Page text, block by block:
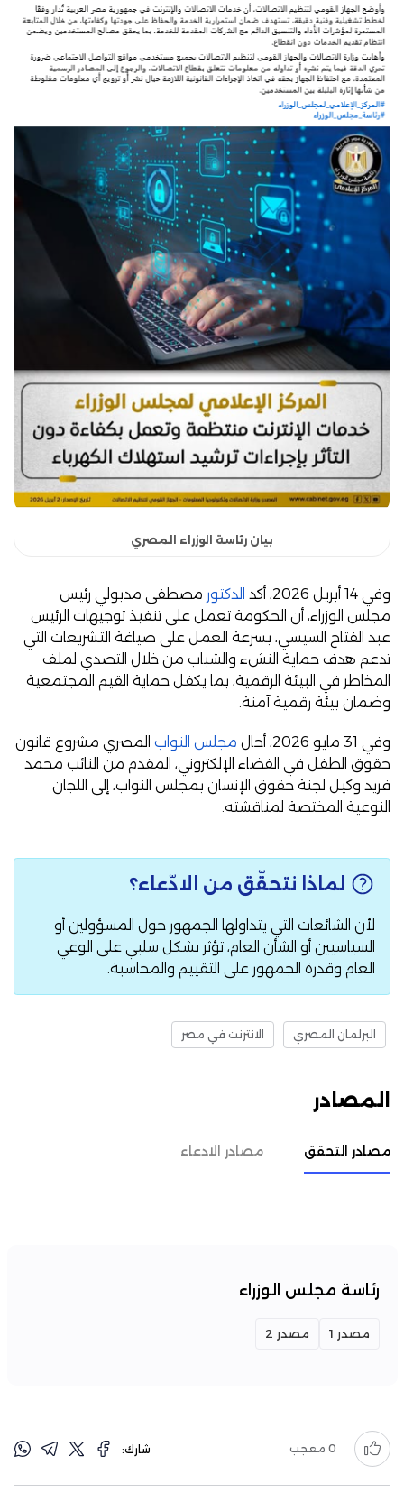
بيان رئاسة الوزراء المصري
وفي 14 أبريل 2026، أكد الدكتور مصطفى مدبولي رئيس
مجلس الوزراء، أن الحكومة تعمل على تنفيذ توجيهات الرئيس
عبد الفتاح السيسي، بسرعة العمل على صياغة التشريعات التي
تدعم هدف حماية النشء والشباب من خلال التصدي لملف
المخاطر في البيئة الرقمية، بما يكفل حماية القيم المجتمعية
وضمان بيئة رقمية آمنة.
وفي 31 مايو 2026، أحال مجلس النواب المصري مشروع قانون
حقوق الطفل في الفضاء الإلكتروني، المقدم من النائب محمد
فريد وكيل لجنة حقوق الإنسان بمجلس النواب، إلى اللجان
النوعية المختصة لمناقشته.
لماذا نتحقّق من الادّعاء؟
لأن الشائعات التي يتداولها الجمهور حول المسؤولين أو
السياسيين أو الشأن العام، تؤثر بشكل سلبي على الوعي
العام وقدرة الجمهور على التقييم والمحاسبة.
البرلمان المصري الانترنت في مصر
المصادر
مصادر التحقق مصادر الادعاء
رئاسة مجلس الوزراء
مصدر 1 مصدر 2
0 معجب شارك: